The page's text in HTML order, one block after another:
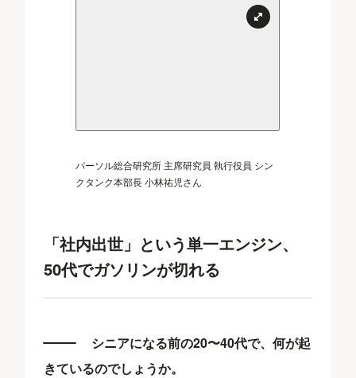
パーソル総合研究所 主席研究員 執行役員 シン
クタンク本部長 小林祐児さん
「社内出世」という単一エンジン、
50代でガソリンが切れる
シニアになる前の20〜40代で、何が起
きているのでしょうか。